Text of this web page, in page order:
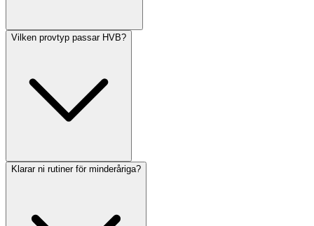
Vilken provtyp passar HVB?
Klarar ni rutiner för minderåriga?